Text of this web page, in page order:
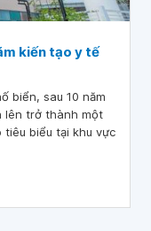
kiến tạo y tế
biển, sau 10 năm
lên trở thành một
biểu tại khu vực